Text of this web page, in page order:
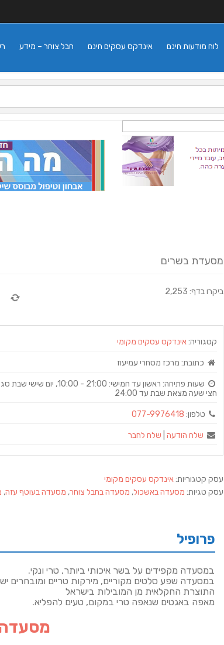
חבל צוחר – מידע אינדקס עסקים חינם לוח מודעות חינם
מסעדת בשרים
ביקרו בדף: 2,253
קטגוריה:אינדקס עסקים מקומי
כתובת: מרכז מסחרי עמיעוז‏
שעות פתיחה:
חצי שעה מצאת שבת עד 24:00
טלפון: 077-9976418
שלח הודעה שלח לחבר
עסק קטגוריות:אינדקס עסקים מקומי
עסק טגיות: מסעדה באשכול, מסעדה בחבל צוחר, מסעדה בעוטף עזה,
פרופיל
במסעדה מקפידים על בשר איכותי ביותר, טרי ונקי.
במסעדה שפע סלטים מקוריים, מירקות טריים ומובחרים
התוצרת החקלאית מן המובילות בישראל
מאפה באגטים שנאפה טרי במקום, טעים להפליא.